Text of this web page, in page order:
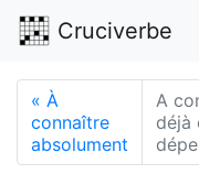
Cruciverbe
« À
connaître
absolument
A
déjà